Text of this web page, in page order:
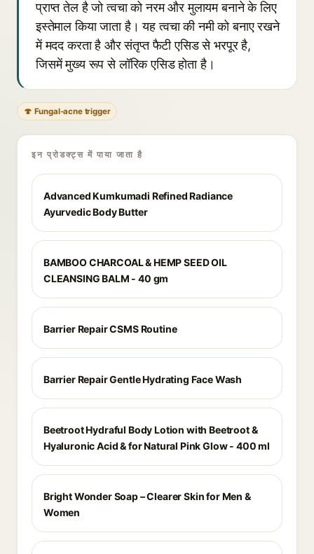
प्राप्त तेल है जो त्वचा को नरम और मुलायम बनाने के लिए
इस्तेमाल किया जाता है। यह त्वचा की नमी को बनाए रखने
में मदद करता है और संतृप्त फैटी एसिड से भरपूर है,
जिसमें मुख्य रूप से लॉरिक एसिड होता है।
🍄 Fungal-acne trigger
इन प्रोडक्ट्स में पाया जाता है
Advanced Kumkumadi Refined Radiance
Ayurvedic Body Butter
BAMBOO CHARCOAL & HEMP SEED OIL
CLEANSING BALM - 40 gm
Barrier Repair CSMS Routine
Barrier Repair Gentle Hydrating Face Wash
Beetroot Hydraful Body Lotion with Beetroot &
Hyaluronic Acid & for Natural Pink Glow - 400 ml
Bright Wonder Soap – Clearer Skin for Men &
Women